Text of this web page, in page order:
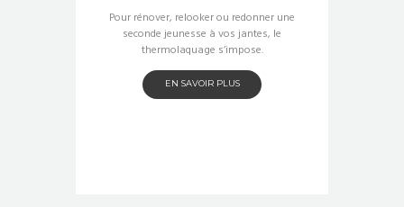
Pour rénover, relooker ou redonner une
seconde jeunesse à vos jantes, le
thermolaquage s’impose.
EN SAVOIR PLUS